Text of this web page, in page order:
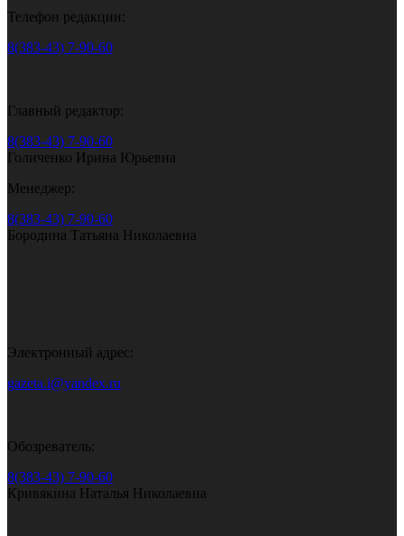
Телефон редакции:
8(383-43) 7-90-60
Главный редактор:
8(383-43) 7-90-60
Голиченко Ирина Юрьевна
Менеджер:
8(383-43) 7-90-60
Бородина Татьяна Николаевна
Электронный адрес:
gazeta.i@yandex.ru
Обозреватель:
8(383-43) 7-90-60
Кривякина Наталья Николаевна